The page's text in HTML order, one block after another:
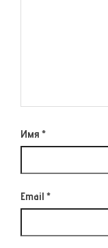
Имя *
Email *